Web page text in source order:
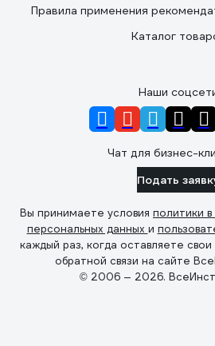
Правила применения
Каталог
Наши
Чат для бизнес-
Подать
Вы принимаете условия политики
персональных данных и
каждый раз, когда оставляете
обратной связи на сайте
© 2006 — 2026.